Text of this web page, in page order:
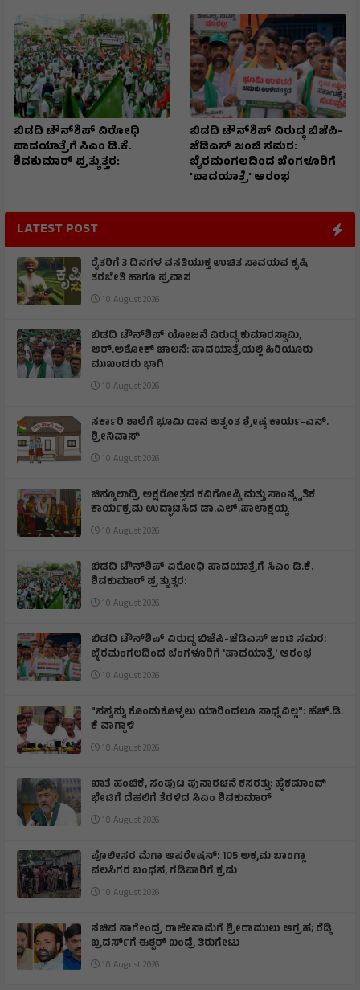
ಬಿಡದಿ ಟೌನ್‌ಶಿಪ್ ವಿರೋಧಿ
ಪಾದಯಾತ್ರೆಗೆ ಸಿಎಂ ಡಿ.ಕೆ.
ಶಿವಕುಮಾರ್ ಪ್ರತ್ಯುತ್ತರ:
ಬಿಡದಿ ಟೌನ್‌ಶಿಪ್ ವಿರುದ್ಧ ಬಿಜೆಪಿ-
ಜೆಡಿಎಸ್ ಜಂಟಿ ಸಮರ:
ಬೈರಮಂಗಲದಿಂದ ಬೆಂಗಳೂರಿಗೆ
'ಪಾದಯಾತ್ರೆ' ಆರಂಭ
LATEST POST
ರೈತರಿಗೆ 3 ದಿನಗಳ ವಸತಿಯುಕ್ತ ಉಚಿತ ಸಾವಯವ ಕೃಷಿ
ತರಬೇತಿ ಹಾಗೂ ಪ್ರವಾಸ
10 August 2026
ಬಿಡದಿ ಟೌನ್‌ಶಿಪ್‌ ಯೋಜನೆ ವಿರುದ್ಧ ಕುಮಾರಸ್ವಾಮಿ,
ಆರ್.ಅಶೋಕ್ ಚಾಲನೆ: ಪಾದಯಾತ್ರೆಯಲ್ಲಿ ಹಿರಿಯೂರು
ಮುಖಂಡರು ಭಾಗಿ
10 August 2026
ಸರ್ಕಾರಿ ಶಾಲೆಗೆ ಭೂಮಿ ದಾನ ಅತ್ಯಂತ ಶ್ರೇಷ್ಠ ಕಾರ್ಯ-ಎನ್.
ಶ್ರೀನಿವಾಸ್
10 August 2026
ಚಿನ್ಮೂಲಾದ್ರಿ ಅಕ್ಷರೋತ್ಸವ ಕವಿಗೋಷ್ಟಿ ಮತ್ತು ಸಾಂಸ್ಕೃತಿಕ
ಕಾರ್ಯಕ್ರಮ ಉದ್ಘಾಟಿಸಿದ ಡಾ.ಎಲ್.ಪಾಲಾಕ್ಷಯ್ಯ
10 August 2026
ಬಿಡದಿ ಟೌನ್‌ಶಿಪ್ ವಿರೋಧಿ ಪಾದಯಾತ್ರೆಗೆ ಸಿಎಂ ಡಿ.ಕೆ.
ಶಿವಕುಮಾರ್ ಪ್ರತ್ಯುತ್ತರ:
10 August 2026
ಬಿಡದಿ ಟೌನ್‌ಶಿಪ್ ವಿರುದ್ಧ ಬಿಜೆಪಿ-ಜೆಡಿಎಸ್ ಜಂಟಿ ಸಮರ:
ಬೈರಮಂಗಲದಿಂದ ಬೆಂಗಳೂರಿಗೆ 'ಪಾದಯಾತ್ರೆ' ಆರಂಭ
10 August 2026
"ನನ್ನನ್ನು ಕೊಂಡುಕೊಳ್ಳಲು ಯಾರಿಂದಲೂ ಸಾಧ್ಯವಿಲ್ಲ": ಹೆಚ್.ಡಿ.
ಕೆ ವಾಗ್ದಾಳಿ
10 August 2026
ಖಾತೆ ಹಂಚಿಕೆ, ಸಂಪುಟ ಪುನಾರಚನೆ ಕಸರತ್ತು: ಹೈಕಮಾಂಡ್
ಭೇಟಿಗೆ ದೆಹಲಿಗೆ ತೆರಳಿದ ಸಿಎಂ ಶಿವಕುಮಾರ್
10 August 2026
ಪೊಲೀಸರ ಮೆಗಾ ಆಪರೇಷನ್: 105 ಅಕ್ರಮ ಬಾಂಗ್ಲಾ
ವಲಸಿಗರ ಬಂಧನ, ಗಡಿಪಾರಿಗೆ ಕ್ರಮ
10 August 2026
ಸಚಿವ ನಾಗೇಂದ್ರ ರಾಜೀನಾಮೆಗೆ ಶ್ರೀರಾಮುಲು ಆಗ್ರಹ; ರೆಡ್ಡಿ
ಬ್ರದರ್ಸ್‌ಗೆ ಈಶ್ವರ್ ಖಂಡ್ರೆ ತಿರುಗೇಟು
10 August 2026